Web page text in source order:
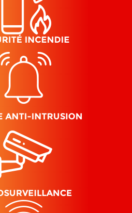
INCENDIE
ANTI-INTRUSION